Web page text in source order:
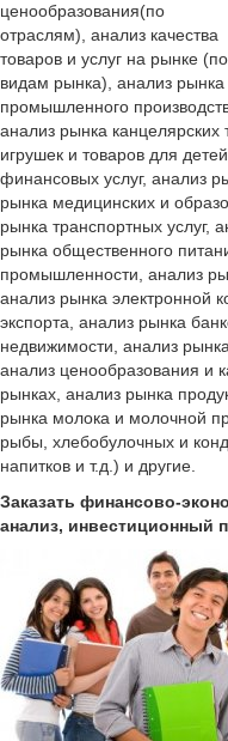
ценообразования(по
отраслям), анализ качества
товаров и услуг на рынке (по
видам рынка), анализ рынка
промышленного
анализ рынка канцелярских
игрушек и товаров для
финансовых услуг, анализ
рынка медицинских и
рынка транспортных услуг,
рынка общественного
промышленности, анализ
анализ рынка электронной
экспорта, анализ рынка
недвижимости, анализ
анализ ценообразования и
рынках, анализ рынка
рынка молока и молочной
рыбы, хлебобулочных и
напитков и т.д.) и другие.
Заказать финансово-
анализ, инвестиционный